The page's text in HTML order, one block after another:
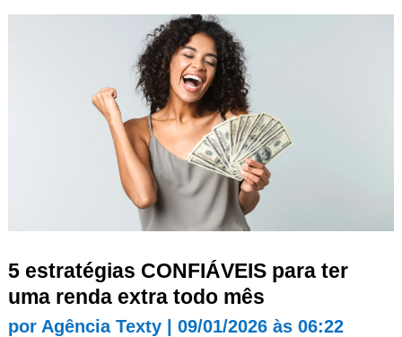
5 estratégias CONFIÁVEIS para ter
uma renda extra todo mês
por Agência Texty| 09/01/2026 às 06:22